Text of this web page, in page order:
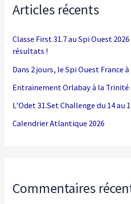
Articles récents
Classe First 31.7 au Spi Ouest
résultats !
Dans 2 jours, le Spi Ouest France
Entrainement Orlabay à la Trinité
L’Odet 31.Set Challenge du 14 au
Calendrier Atlantique 2026
Commentaires